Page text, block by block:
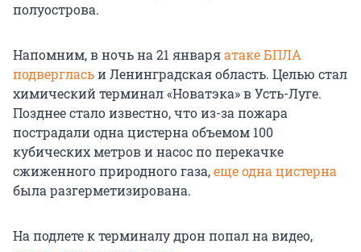
полуострова.
Напомним, в ночь на 21 январяатаке БПЛА
подвергласьи Ленинградская область. Целью стал
химический терминал «Новатэка» в Усть-Луге.
Позднее стало известно, что из-за пожара
пострадали одна цистерна объемом 100
кубических метров и насос по перекачке
сжиженного природного газа,еще одна цистерна
была разгерметизирована.
На подлете к терминалу дрон попал на видео,